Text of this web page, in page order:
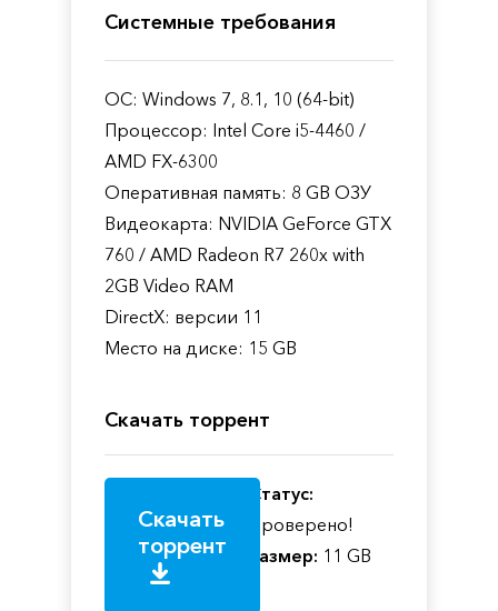
Системные требования
ОС: Windows 7, 8.1, 10 (64-bit)
Процессор: Intel Core i5-4460 /
AMD FX-6300
Оперативная память: 8 GB ОЗУ
Видеокарта: NVIDIA GeForce GTX
760 / AMD Radeon R7 260x with
2GB Video RAM
DirectX: версии 11
Место на диске: 15 GB
Скачать торрент
Скачать
торрент
Статус:
Проверено!
Размер: 11 GB